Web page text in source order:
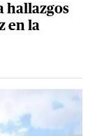
hallazgos
en la